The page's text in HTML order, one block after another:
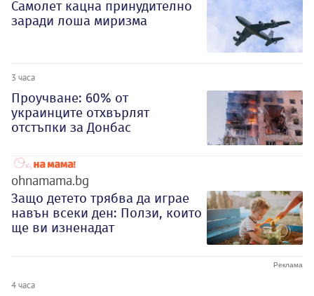
Самолет кацна принудително
заради лоша миризма
3 часа
Проучване: 60% от
украинците отхвърлят
отстъпки за Донбас
ohnamama.bg
Защо детето трябва да играе
навън всеки ден: Ползи, които
ще ви изненадат
4 часа